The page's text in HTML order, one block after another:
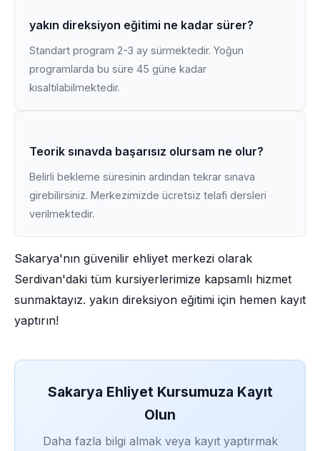
yakın direksiyon eğitimi ne kadar sürer?
Standart program 2-3 ay sürmektedir. Yoğun
programlarda bu süre 45 güne kadar
kısaltılabilmektedir.
Teorik sınavda başarısız olursam ne olur?
Belirli bekleme süresinin ardından tekrar sınava
girebilirsiniz. Merkezimizde ücretsiz telafi dersleri
verilmektedir.
Sakarya'nın güvenilir ehliyet merkezi olarak
Serdivan'daki tüm kursiyerlerimize kapsamlı hizmet
sunmaktayız. yakın direksiyon eğitimi için hemen kayıt
yaptırın!
Sakarya Ehliyet Kursumuza Kayıt
Olun
Daha fazla bilgi almak veya kayıt yaptırmak